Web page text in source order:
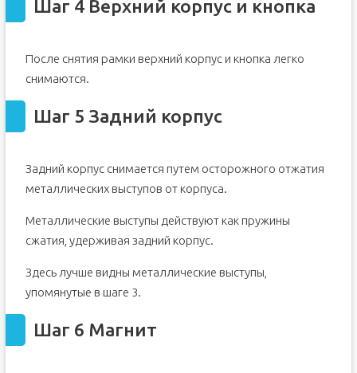
Шаг 4 Верхний корпус и кнопка
После снятия рамки верхний корпус и кнопка легко
снимаются.
Шаг 5 Задний корпус
Задний корпус снимается путем осторожного отжатия
металлических выступов от корпуса.
Металлические выступы действуют как пружины
сжатия, удерживая задний корпус.
Здесь лучше видны металлические выступы,
упомянутые в шаге 3.
Шаг 6 Магнит